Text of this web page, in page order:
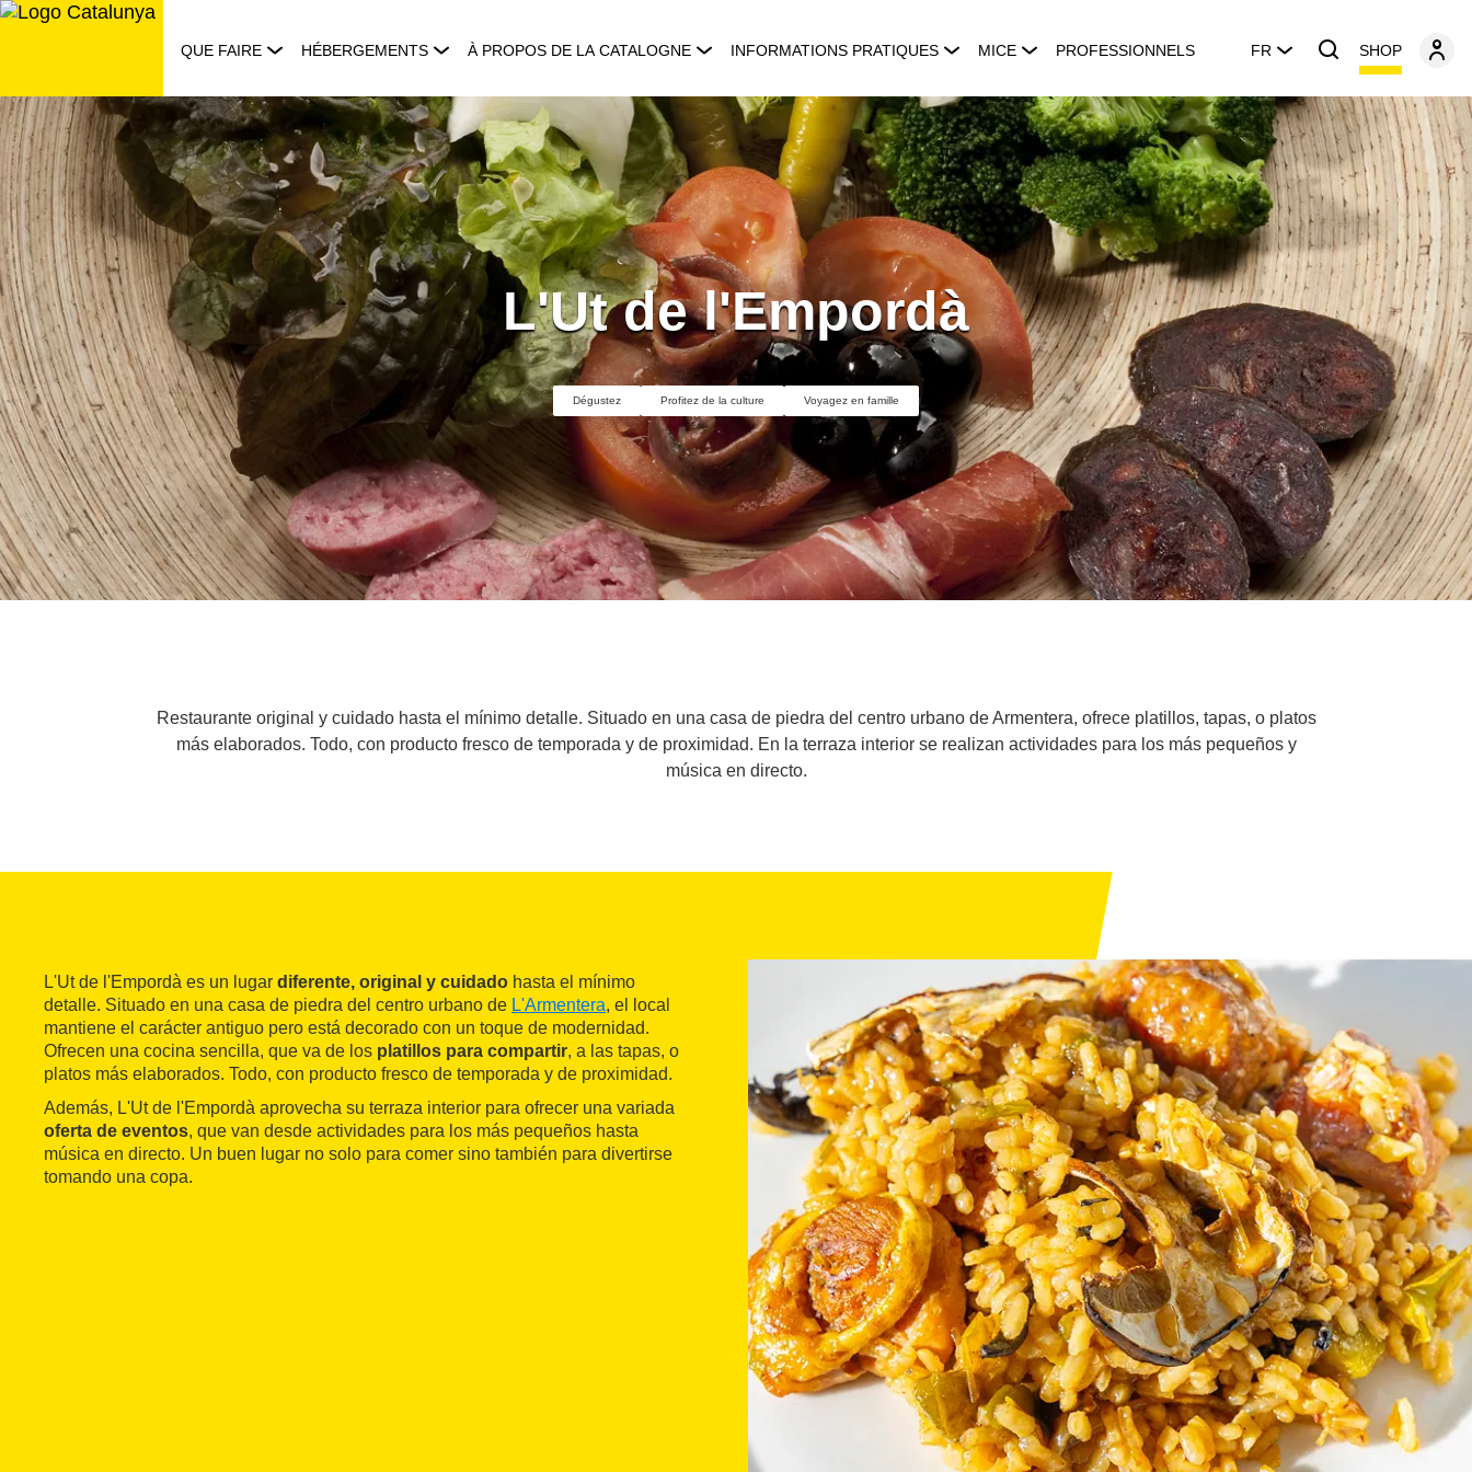
Aller
QUE FAIRE HÉBERGEMENTS À PROPOS DE LA CATALOGNE INFORMATIONS PRATIQUES MICE PROFESSIONNELS FR SHOP
L'Ut de l'Empordà
Dégustez Profitez de la culture Voyagez en famille
Restaurante original y cuidado hasta el mínimo detalle. Situado en una casa de piedra del centro urbano de Armentera, ofrece platillos, tapas, o platos
más elaborados. Todo, con producto fresco de temporada y de proximidad. En la terraza interior se realizan actividades para los más pequeños y
música en directo.
L'Ut de l'Empordà es un lugar diferente, original y cuidado hasta el mínimo
detalle. Situado en una casa de piedra del centro urbano de L'Armentera, el local
mantiene el carácter antiguo pero está decorado con un toque de modernidad.
Ofrecen una cocina sencilla, que va de los platillos para compartir, a las tapas, o
platos más elaborados. Todo, con producto fresco de temporada y de proximidad.
Además, L'Ut de l'Empordà aprovecha su terraza interior para ofrecer una variada
oferta de eventos, que van desde actividades para los más pequeños hasta
música en directo. Un buen lugar no solo para comer sino también para divertirse
tomando una copa.